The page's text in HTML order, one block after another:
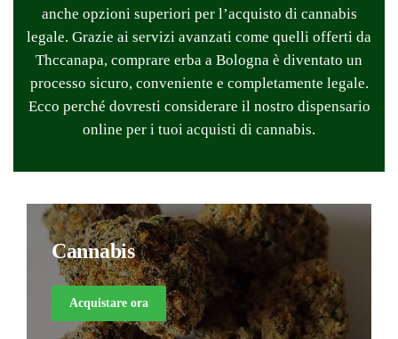
anche opzioni superiori per l’acquisto di cannabis
legale. Grazie ai servizi avanzati come quelli offerti da
Thccanapa, comprare erba a Bologna è diventato un
processo sicuro, conveniente e completamente legale.
Ecco perché dovresti considerare il nostro dispensario
online per i tuoi acquisti di cannabis.
Cannabis
Acquistare ora